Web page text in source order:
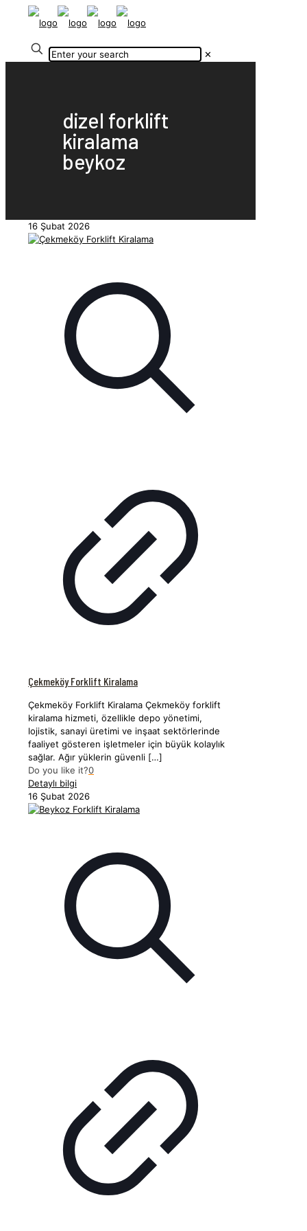
✕
dizel forklift
kiralama
beykoz
16 Şubat 2026
Çekmeköy Forklift Kiralama
Çekmeköy Forklift Kiralama Çekmeköy forklift
kiralama hizmeti, özellikle depo yönetimi,
lojistik, sanayi üretimi ve inşaat sektörlerinde
faaliyet gösteren işletmeler için büyük kolaylık
sağlar. Ağır yüklerin güvenli […]
Do you like it?0
Detaylı bilgi
16 Şubat 2026